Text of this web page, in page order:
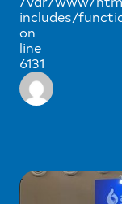
includes/
on
line
6131